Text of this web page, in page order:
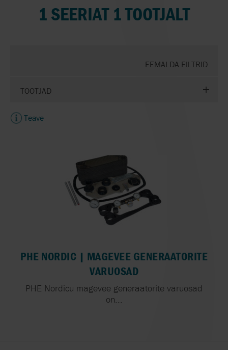
1 SEERIAT 1 TOOTJALT
EEMALDA FILTRID
TOOTJAD
Teave
PHE NORDIC | MAGEVEE GENERAATORITE
VARUOSAD
PHE Nordicu magevee generaatorite varuosad
on...